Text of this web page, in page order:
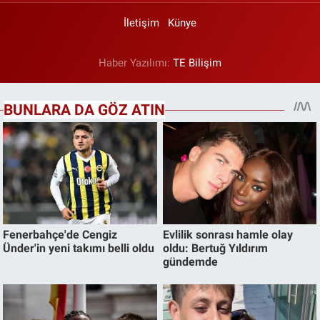
İletişim Künye
Haber Yazılımı: TE Bilişim